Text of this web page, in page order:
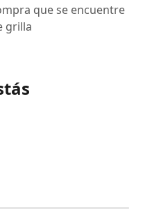
que se encuentre
grilla